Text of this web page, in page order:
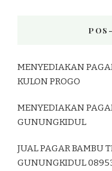
MENYEDIAKAN
KULON PROGO
MENYEDIAKAN
GUNUNGKIDUL
JUAL PAGAR BAMBU
GUNUNGKIDUL